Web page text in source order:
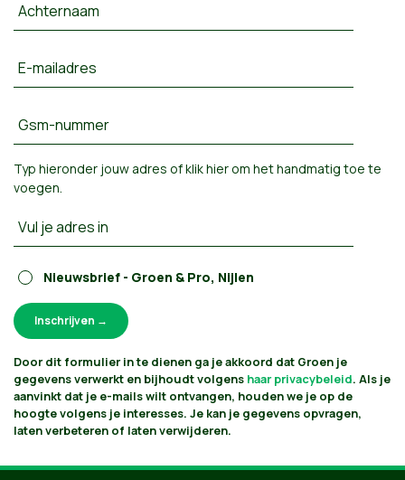
Achternaam
E-mailadres
Gsm-nummer
Typ hieronder jouw adres ofklik hier om het handmatig toe te
voegen.
Vul je adres in
Nieuwsbrief - Groen & Pro, Nijlen
Door dit formulier in te dienen ga je akkoord dat Groen je
gegevens verwerkt en bijhoudt volgens haar privacybeleid. Als je
aanvinkt dat je e-mails wilt ontvangen, houden we je op de
hoogte volgens je interesses. Je kan je gegevens opvragen,
laten verbeteren of laten verwijderen.